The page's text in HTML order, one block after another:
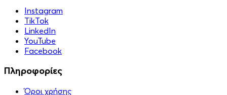
Instagram
TikTok
LinkedIn
YouTube
Facebook
Πληροφορίες
Όροι χρήσης